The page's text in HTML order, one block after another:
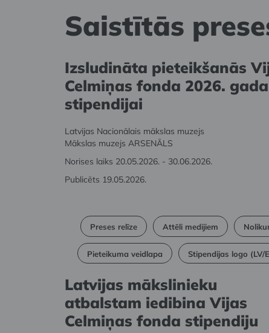
Saistītās
Izsludināta pieteikšanās
Celmiņas fonda 2026. gada
stipendijai
Latvijas Nacionālais mākslas muzejs
Mākslas muzejs ARSENĀLS
Norises laiks 20.05.2026. - 30.06.2026.
Publicēts 19.05.2026.
Preses relīze Attēli medijiem
Pieteikuma veidlapa Stipendijas logo (LV/
Latvijas mākslinieku
atbalstam iedibina Vijas
Celmiņas fonda stipendiju